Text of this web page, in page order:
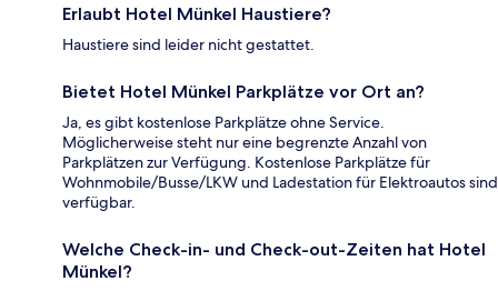
Erlaubt Hotel Münkel Haustiere?
Haustiere sind leider nicht gestattet.
Bietet Hotel Münkel Parkplätze vor Ort an?
Ja, es gibt kostenlose Parkplätze ohne Service.
Möglicherweise steht nur eine begrenzte Anzahl von
Parkplätzen zur Verfügung. Kostenlose Parkplätze für
Wohnmobile/Busse/LKW und Ladestation für Elektroautos sind
verfügbar.
Welche Check-in- und Check-out-Zeiten hat Hotel
Münkel?